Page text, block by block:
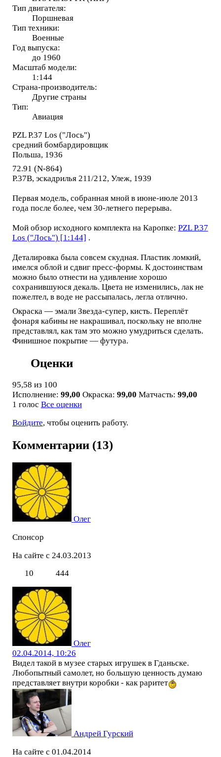
Тип двигателя:
Поршневая
Тип техники:
Военные
Год выпуска:
до 1960
Масштаб модели:
1:144
Страна-производитель:
Другие страны
Тип:
Авиация
PZL P.37 Los ("Лось")
средний бомбардировщик
Польша, 1936
72.91 (N-864)
P.37B, эскадрилья 211/212, Улеж, 1939
Первая модель, собранная мной в июне-июле 2013
года после более, чем 30-летнего перерыва.
Мой обзор исходного комплекта на Каропке: PZL P.37
Los ("Лось") [1:144] .
Деталировка была совсем скудная. Пластик ломкий,
имелся облой и сдвиг пресс-формы. К достоинствам
можно было отнести на удивление хорошо
сохранившуюся декаль. Цвета не изменились, лак не
пожелтел, в воде не рассыпалась, легла отлично.
Окраска — эмали Звезда-супер, кисть. Переплёт
фонаря кабины не накрашивал, поскольку не вполне
представлял, как там это можно умудриться сделать.
Финишное покрытие — футура.
Оценки
95,58 из 100
Исполнение: 99,00 Окраска: 99,00 Матчасть: 99,00
1 голос Все оценки
Войдите, чтобы оценить работу.
Комментарии (13)
Олег
Спонсор
На сайте с 24.03.2013
10
444
Олег
02.04.2014, 10:26
Видел такой в музее старых игрушек в Гданьске.
Любопытный самолет, но большую ценность думаю
представляет внутри коробки - как раритет
Андрей Гурский
На сайте с 01.04.2014